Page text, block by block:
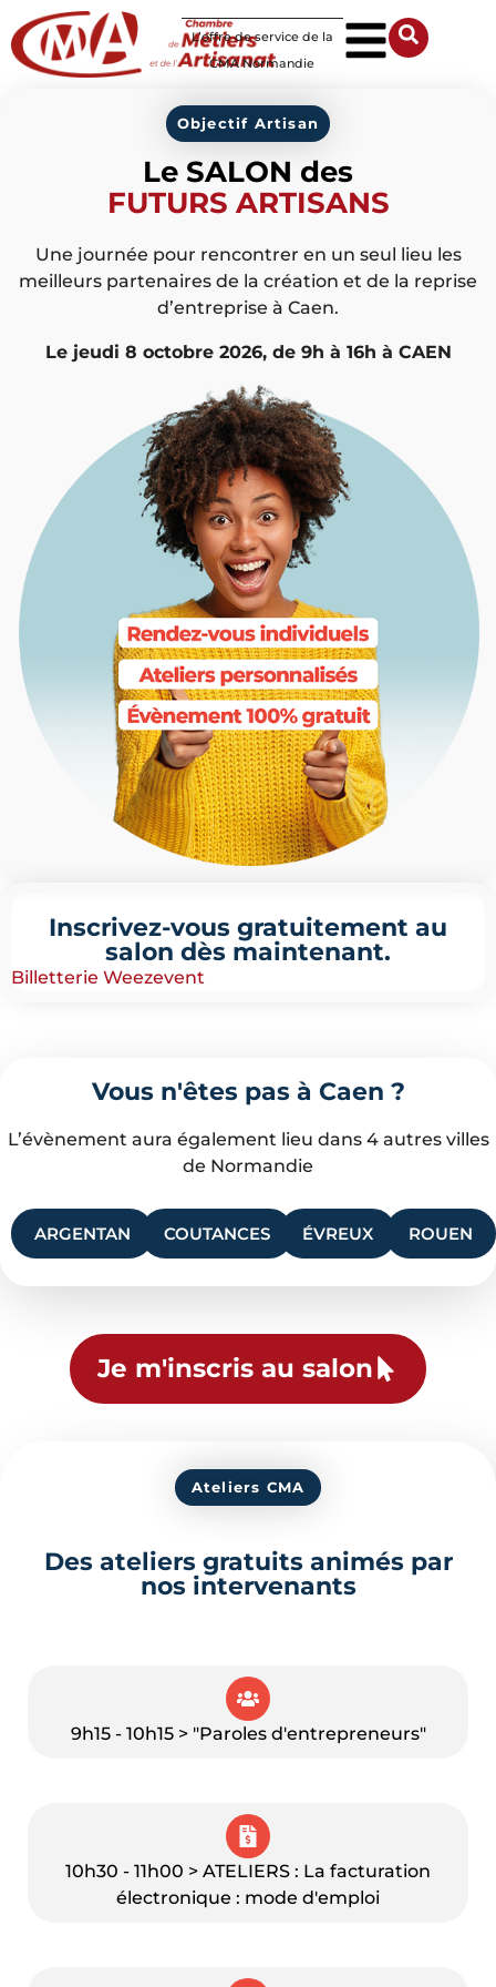
L’offre de service de la
CMA Normandie
Objectif Artisan
Le SALON des
FUTURS ARTISANS
Une journée pour rencontrer en un seul lieu les
meilleurs partenaires de la création et de la reprise
d’entreprise à Caen.
Le jeudi 8 octobre 2026, de 9h à 16h à CAEN
Inscrivez-vous gratuitement au
salon dès maintenant.
Billetterie Weezevent
Vous n'êtes pas à Caen ?
L’évènement aura également lieu dans 4 autres villes
de Normandie
ARGENTAN COUTANCES ÉVREUX ROUEN
Je m'inscris au salon
Ateliers CMA
Des ateliers gratuits animés par
nos intervenants
9h15 - 10h15 > "Paroles d'entrepreneurs"
10h30 - 11h00 > ATELIERS : La facturation
électronique : mode d'emploi
Panneau de gestion des cookies